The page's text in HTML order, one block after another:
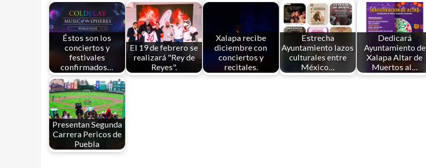
Éstos son los
conciertos y
festivales
confirmados…
El 19 de febrero se
realizará "Rey de
Reyes".
Xalapa recibe
diciembre con
conciertos y
recitales.
Estrecha
Ayuntamiento lazos
culturales entre
México…
Dedicará
Ayuntamiento de
Xalapa Altar de
Muertos al…
Presentan Segunda
Carrera Pericos de
Puebla